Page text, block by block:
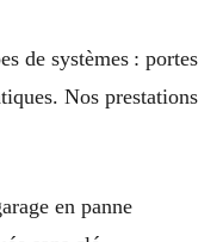
de systèmes : portes
Nos prestations
en panne